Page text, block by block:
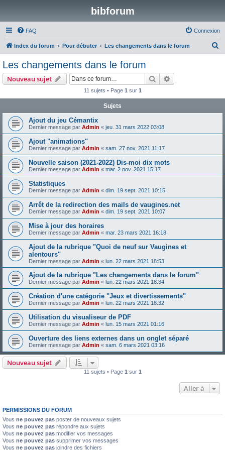
bibforum
FAQ Connexion
Index du forum Pour débuter Les changements dans le forum
r
Les changements dans le forum
Nouveau sujet Rechercher
11 sujets • Page 1 sur 1
Sujets
Ajout du jeu Cémantix
Dernier message par Admin « jeu. 31 mars 2022 03:08
Ajout "animations"
Dernier message par Admin « sam. 27 nov. 2021 11:17
Nouvelle saison (2021-2022) Dis-moi dix mots
Dernier message par Admin « mar. 2 nov. 2021 15:17
Statistiques
Dernier message par Admin « dim. 19 sept. 2021 10:15
Arrêt de la redirection des mails de vaugines.net
Dernier message par Admin « dim. 19 sept. 2021 10:07
Mise à jour des horaires
Dernier message par Admin « mar. 23 mars 2021 16:18
Ajout de la rubrique "Quoi de neuf sur Vaugines et
alentours"
Dernier message par Admin « lun. 22 mars 2021 18:53
Ajout de la rubrique "Les changements dans le forum"
Dernier message par Admin « lun. 22 mars 2021 18:34
Création d'une catégorie "Jeux et divertissements"
Dernier message par Admin « lun. 22 mars 2021 18:32
Utilisation du visualiseur de PDF
Dernier message par Admin « lun. 15 mars 2021 01:16
Ouverture des liens externes dans un onglet séparé
Dernier message par Admin « sam. 6 mars 2021 03:16
Nouveau sujet
11 sujets • Page 1 sur 1
Aller à
PERMISSIONS DU FORUM
Vous ne pouvez pas poster de nouveaux sujets
Vous ne pouvez pas répondre aux sujets
Vous ne pouvez pas modifier vos messages
Vous ne pouvez pas supprimer vos messages
Vous ne pouvez pas joindre des fichiers